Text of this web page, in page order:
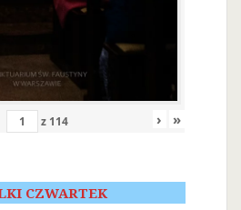
z 114 › »
CZWARTEK